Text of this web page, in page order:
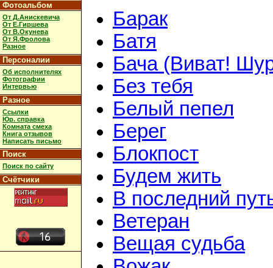
Фотоальбом
От Д.Анискевича
От Е.Гиршева
От В.Окунева
От Я.Фролова
Разное
Персоналии
Об исполнителях
Фотографии
Интервью
Разное
Ссылки
Юр. справка
Комната смеха
Книга отзывов
Написать письмо
Поиск
Поиск по сайту
Счётчики
Барак
Батя
Бача (Виват!
Без тебя
Белый пепел
Берег
Блокпост
Будем жить
В последний
Ветеран
Вещая судьба